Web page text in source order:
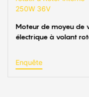
Moteur de moyeu de
électrique à volant
Enquête